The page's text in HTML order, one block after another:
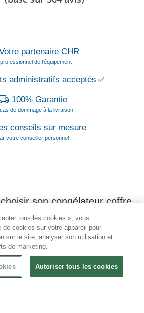
Votre partenaire CHR
de l'équipement
administratifs acceptés ✅
100% Garantie
de dommage à la livraison
conseils sur mesure
votre conseiller personnel
son congélateur coffre
— aussi appelécongélateur bahut
armoire
tous les cookies », vous
de cookies sur votre appareil pour
sur le site, analyser son utilisation et
de marketing.
Autoriser tous les cookies